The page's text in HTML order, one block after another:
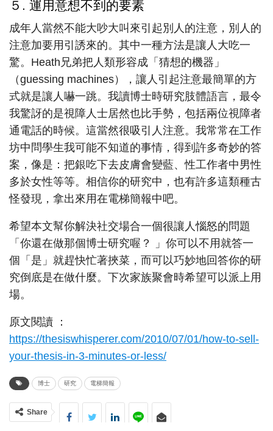
５. 運用意想不到的要素
成年人當然不能大吵大叫來引起別人的注意，別人的
注意加要用引誘來的。其中一種方法是讓人大吃一
驚。Heath兄弟把人類形容成「猜想的機器」
（guessing machines），讓人引起注意最簡單的方
式就是讓人嚇一跳。我讀博士時研究肢體語言，最令
我驚訝的是視障人士居然也比手勢，包括兩位視障者
通電話的時候。這當然很吸引人注意。我常常在工作
坊中問學生我可能不知道的事情，得到許多奇妙的答
案，像是：把銀吃下去皮膚會變藍、性工作者中男性
多於女性等等。相信你的研究中，也有許多這類種古
怪發現，拿出來用在電梯簡報中吧。
希望本文幫你解決社交場合一個很讓人惱怒的問題
「你還在做那個博士研究喔？ 」你可以不用就答一
個「是」就趕快忙著挾菜，而可以巧妙地回答你的研
究倒底是在做什麼。下次家族聚會時希望可以派上用
場。
原文閱讀 ：
https://thesiswhisperer.com/2010/07/01/how-to-sell-
your-thesis-in-3-minutes-or-less/
博士 研究 電梯簡報
Share